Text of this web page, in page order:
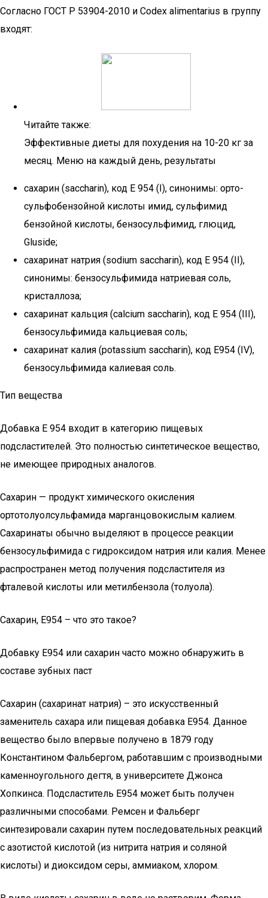
Согласно ГОСТ Р 53904-2010 и Codex alimentarius в группу
входят:
Читайте также:
Эффективные диеты для похудения на 10-20 кг за
месяц. Меню на каждый день, результаты
сахарин (saccharin), код E 954 (I), синонимы: орто-
сульфобензойной кислоты имид, сульфимид
бензойной кислоты, бензосульфимид, глюцид,
Gluside;
сахаринат натрия (sodium saccharin), код E 954 (II),
синонимы: бензосульфимида натриевая соль,
кристаллоза;
сахаринат кальция (calcium saccharin), код E 954 (III),
бензосульфимида кальциевая соль;
сахаринат калия (potassium saccharin), код E954 (IV),
бензосульфимида калиевая соль.
Тип вещества
Добавка E 954 входит в категорию пищевых
подсластителей. Это полностью синтетическое вещество,
не имеющее природных аналогов.
Сахарин — продукт химического окисления
ортотолуолсульфамида марганцовокислым калием.
Сахаринаты обычно выделяют в процессе реакции
бензосульфимида с гидроксидом натрия или калия. Менее
распространен метод получения подсластителя из
фталевой кислоты или метилбензола (толуола).
Сахарин, Е954 – что это такое?
Добавку Е954 или сахарин часто можно обнаружить в
составе зубных паст
Сахарин (сахаринат натрия) – это искусственный
заменитель сахара или пищевая добавка Е954. Данное
вещество было впервые получено в 1879 году
Константином Фальбергом, работавшим с производными
каменноугольного дегтя, в университете Джонса
Хопкинса. Подсластитель Е954 может быть получен
различными способами. Ремсен и Фальберг
синтезировали сахарин путем последовательных реакций
с азотистой кислотой (из нитрита натрия и соляной
кислоты) и диоксидом серы, аммиаком, хлором.